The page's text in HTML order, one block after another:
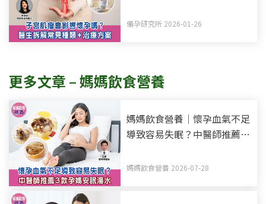
備孕研究所 2026-01-26
更多文章 – 媽媽飲食營養
媽媽飲食營養｜懷孕血氣不足
導致容易失眠？中醫師推薦3
媽媽飲食營養 2026-07-28